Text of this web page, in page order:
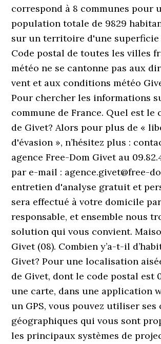
correspond à 8 communes pour
population totale de 9829
sur un territoire d'une superficie
Code postal de toutes les villes
météo ne se cantonne pas aux
vent et aux conditions météo
Pour chercher les informations
commune de France. Quel est le
de Givet? Alors pour plus de «
d'évasion », n’hésitez plus :
agence Free-Dom Givet au
par e-mail : agence.givet@free-
entretien d'analyse gratuit et
sera effectué à votre domicile
responsable, et ensemble nous
solution qui vous convient.
Givet (08). Combien y’a-t-il
Givet? Pour une localisation
de Givet, dont le code postal est
une carte, dans une application
un GPS, vous pouvez utiliser ses
géographiques qui vous sont
les principaux systèmes de